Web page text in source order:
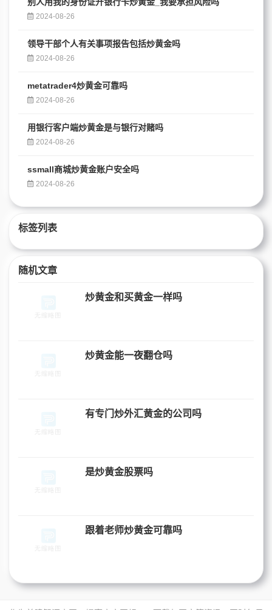
2024-08-26
领导干部个人有关事项报告包括炒黄金吗
2024-08-26
metatrader4炒黄金可靠吗
2024-08-26
用银行客户端炒黄金是与银行对赌吗
2024-08-26
ssmall商城炒黄金账户安全吗
2024-08-26
标签列表
随机文章
炒黄金和买黄金一样吗
炒黄金能一夜翻仓吗
有专门炒外汇黄金的公司吗
是炒黄金股票吗
跟着老师炒黄金可靠吗